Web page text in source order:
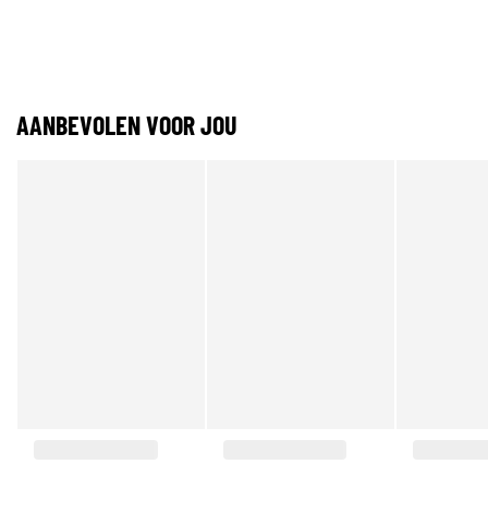
AANBEVOLEN VOOR JOU